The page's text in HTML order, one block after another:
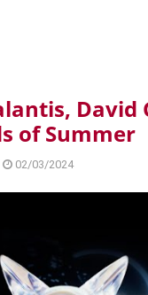
David
of Summer
02/03/2024